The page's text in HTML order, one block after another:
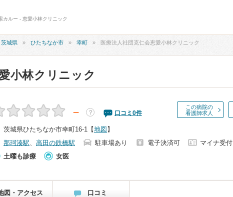
カルー - 恵愛小林クリニック
茨城県 ひたちなか市 幸町 医療法人社団克仁会恵愛小林クリニック
小林クリニック
この病院の
看護師求人
－ ？ 口コミ 0件
茨城県ひたちなか市幸町16-1 【地図 】
那珂湊駅、 高田の鉄橋駅 駐車場あり 電子決済可
マイナ受付
土曜も診療
女医
図・アクセス 口コミ